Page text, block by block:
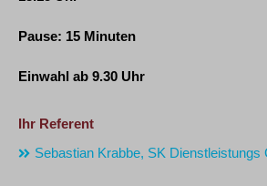
Pause: 15 Minuten
Einwahl ab 9.30 Uhr
Ihr Referent
Sebastian Krabbe, SK Dienstleistungs